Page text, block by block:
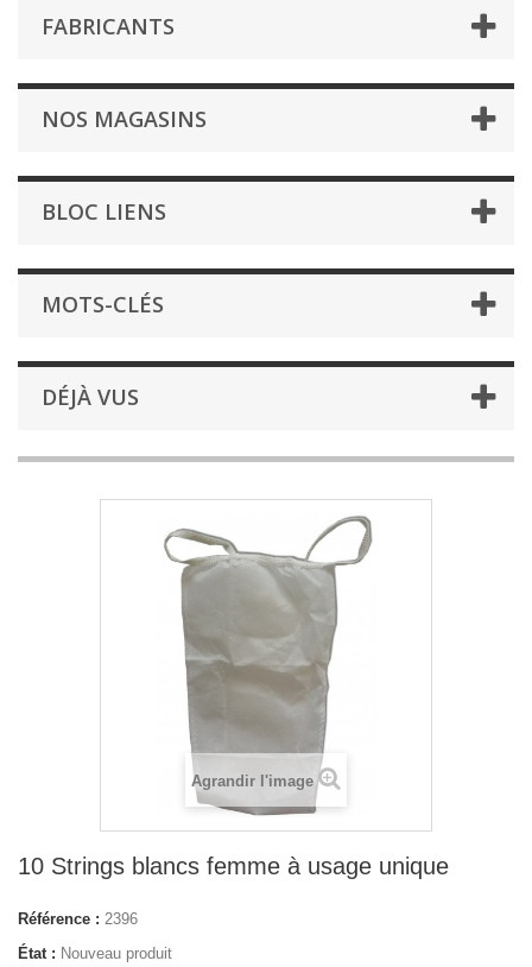
FABRICANTS
NOS MAGASINS
BLOC LIENS
MOTS-CLÉS
DÉJÀ VUS
Agrandir l'image
10 Strings blancs femme à usage unique
Référence : 2396
État : Nouveau produit